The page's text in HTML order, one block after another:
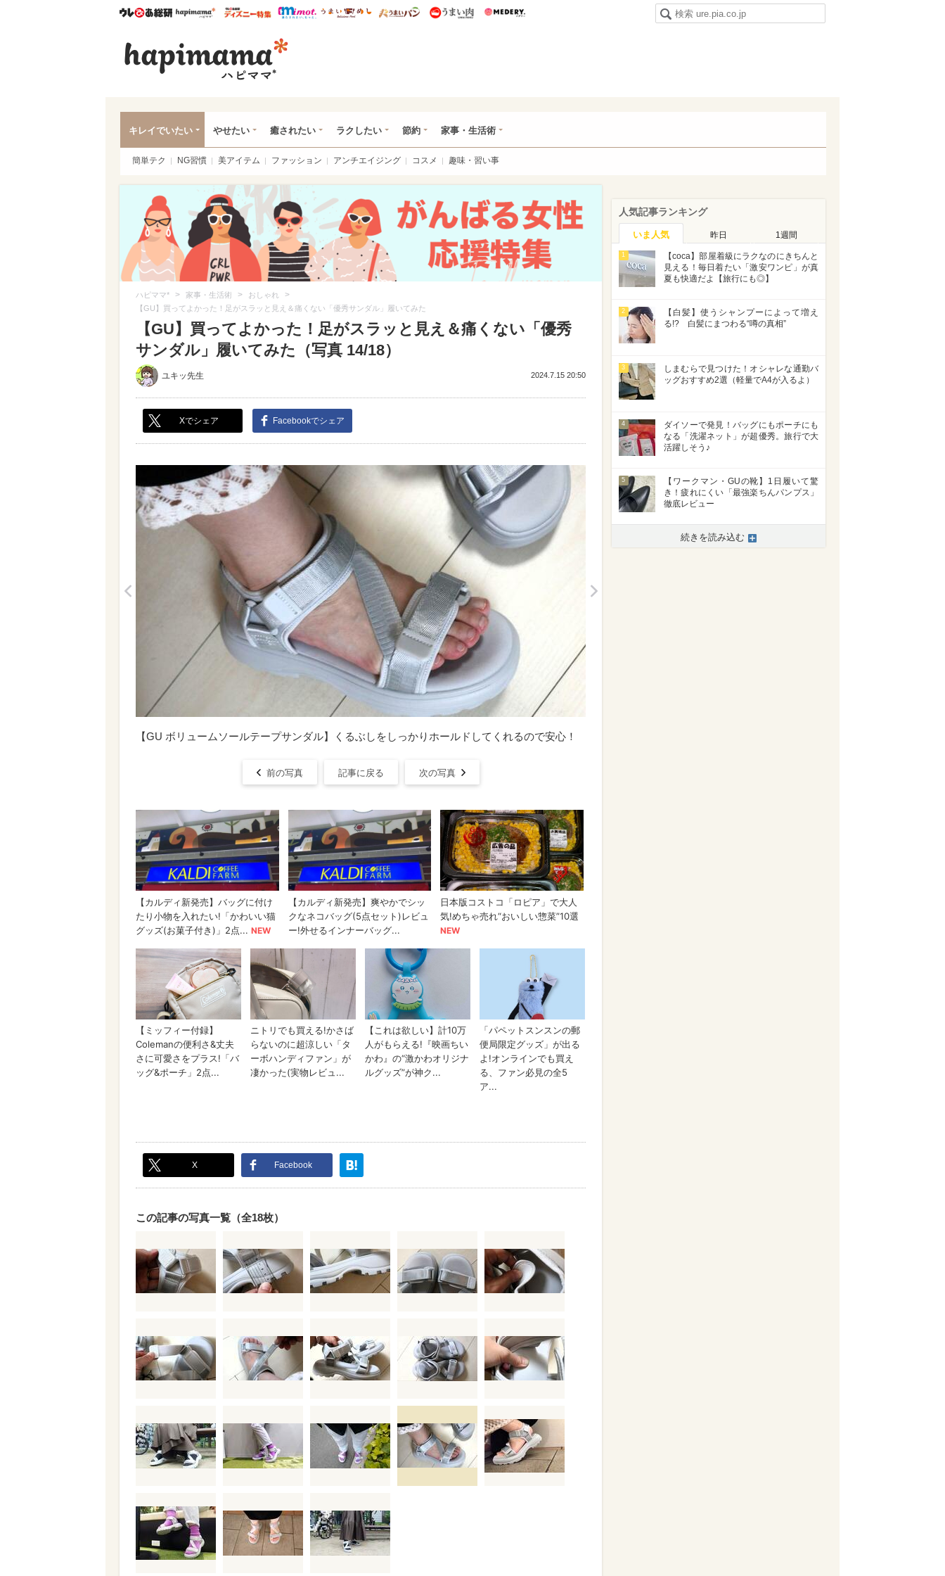
ウレぴあ総研ハピママ* ウレぴあ総研 ディズニー特集
mimot. うまいめし うまいパン うまい肉
キレイでいたい やせたい 癒されたい ラクしたい 節約 家事・生活術
簡単テク NG習慣 美アイテム ファッション アンチエイジング コスメ 趣味・習い事
ハピママ* > 家事・生活術 > おしゃれ >
【GU】買ってよかった！足がスラッと見え＆痛くない「優秀サンダル」履いてみた
【GU】買ってよかった！足がスラッと見え＆痛くない「優秀
サンダル」履いてみた（写真 14/18）
ユキッ先生 2024.7.15 20:50
Xでシェア Facebookでシェア
【GU ボリュームソールテープサンダル】くるぶしをしっかりホールドしてくれるので安心！
前の写真 記事に戻る 次の写真
X Facebook
この記事の写真一覧（全18枚）
人気記事ランキング
いま人気 昨日 1週間
1
【coca】部屋着級にラクなのにきちんと
見える！毎日着たい「激安ワンピ」が真
夏も快適だよ【旅行にも◎】
2
【白髪】使うシャンプーによって増え
る!? 白髪にまつわる“噂の真相”
3
しまむらで見つけた！オシャレな通勤バ
ッグおすすめ2選（軽量でA4が入るよ）
4
ダイソーで発見！バッグにもポーチにも
なる「洗濯ネット」が超優秀。旅行で大
活躍しそう♪
5
【ワークマン・GUの靴】1日履いて驚
き！疲れにくい「最強楽ちんパンプス」
徹底レビュー
続きを読み込む